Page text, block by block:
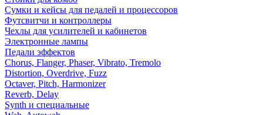
Сумки и кейсы для педалей и процессоров
Футсвитчи и контроллеры
Чехлы для усилителей и кабинетов
Электронные лампы
Педали эффектов
Chorus, Flanger, Phaser, Vibrato, Tremolo
Distortion, Overdrive, Fuzz
Octaver, Pitch, Harmonizer
Reverb, Delay
Synth и специальные